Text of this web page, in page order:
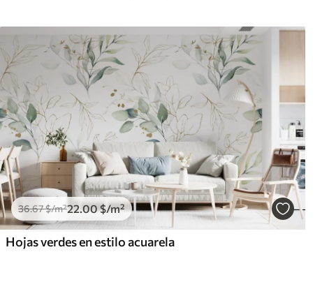
36.67$/m²22.00$/m²
Hojas verdes en estilo acuarela